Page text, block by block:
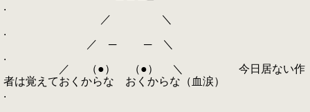
.
／ ＼
.
／ ─ ─ ＼
.
／ （●） （●） ＼ 今日居ない作
者は覚えておくからな おくからな（血涙）
.